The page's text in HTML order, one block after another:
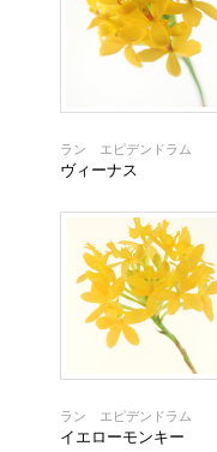
ラン エピデンドラム
ヴィーナス
ラン エピデンドラム
イエローモンキー